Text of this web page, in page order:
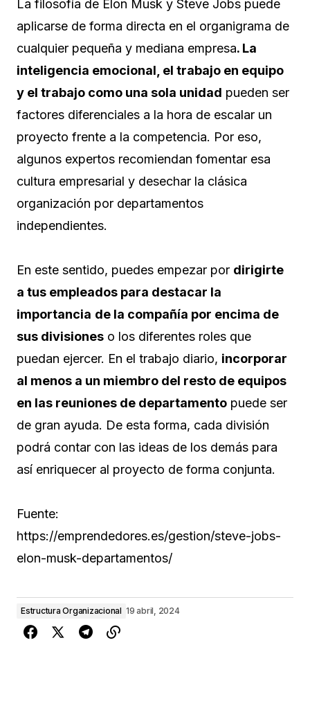
La filosofía de Elon Musk y Steve Jobs puede
aplicarse de forma directa en el organigrama de
cualquier pequeña y mediana empresa. La
inteligencia emocional, el trabajo en equipo
y el trabajo como una sola unidad pueden ser
factores diferenciales a la hora de escalar un
proyecto frente a la competencia. Por eso,
algunos expertos recomiendan fomentar esa
cultura empresarial y desechar la clásica
organización por departamentos
independientes.
En este sentido, puedes empezar por dirigirte
a tus empleados para destacar la
importancia de la compañía por encima de
sus divisiones o los diferentes roles que
puedan ejercer. En el trabajo diario, incorporar
al menos a un miembro del resto de equipos
en las reuniones de departamento puede ser
de gran ayuda. De esta forma, cada división
podrá contar con las ideas de los demás para
así enriquecer al proyecto de forma conjunta.
Fuente:
https://emprendedores.es/gestion/steve-jobs-
elon-musk-departamentos/
Estructura Organizacional 19 abril, 2024